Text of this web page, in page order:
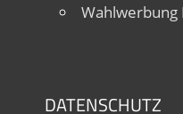
Wahlwerbung
DATENSCHUTZ